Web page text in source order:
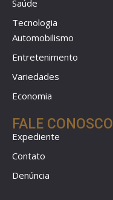
Saúde
Tecnologia
Automobilismo
Entretenimento
Variedades
Economia
FALE CONOSCO
Expediente
Contato
Denúncia